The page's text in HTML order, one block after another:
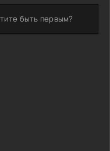
быть первым?